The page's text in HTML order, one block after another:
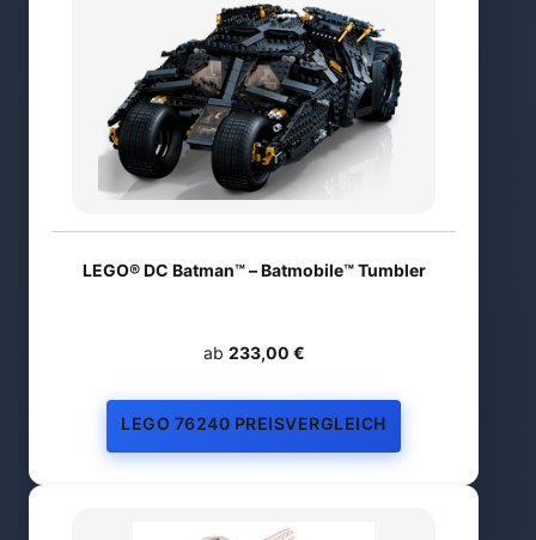
LEGO® DC Batman™ – Batmobile™ Tumbler
ab 233,00 €
LEGO 76240 PREISVERGLEICH